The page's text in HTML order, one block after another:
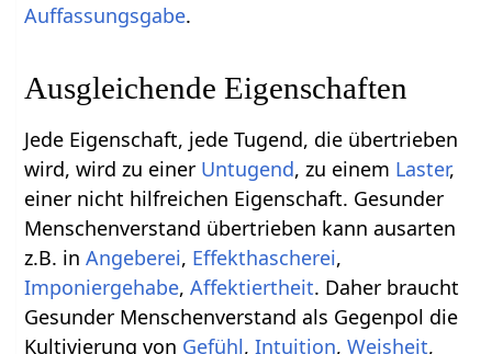
Auffassungsgabe.
Ausgleichende Eigenschaften
Jede Eigenschaft, jede Tugend, die übertrieben
wird, wird zu einer Untugend, zu einem Laster,
einer nicht hilfreichen Eigenschaft. Gesunder
Menschenverstand übertrieben kann ausarten
z.B. inAngeberei, Effekthascherei,
Imponiergehabe,Affektiertheit. Daher braucht
Gesunder Menschenverstand als Gegenpol die
Kultivierung von Gefühl,Intuition,Weisheit,